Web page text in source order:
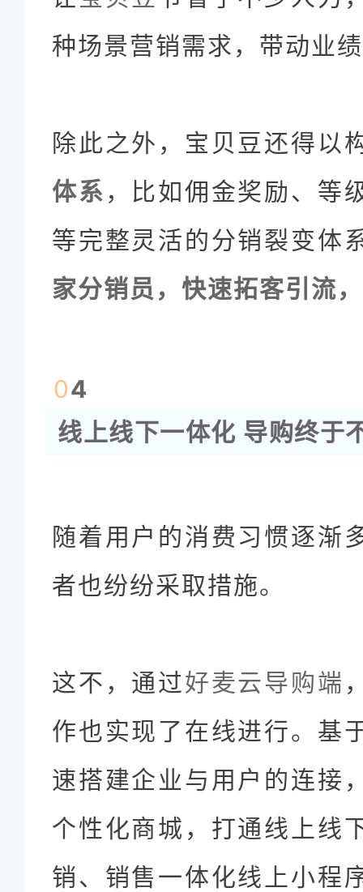
种场景营销需求，带动业
除此之外，宝贝豆还得以
体系 ，比如佣金奖励、等
等完整灵活的分销裂变体
家分销员，快速拓客引流
04
线上线下一体化 导购终于
随着用户的消费习惯逐渐
者也纷纷采取措施。
这不，通过好麦云导购端
作也实现了在线进行。基
速搭建企业与用户的连接
个性化商城，打通线上线
销、销售一体化线上小程